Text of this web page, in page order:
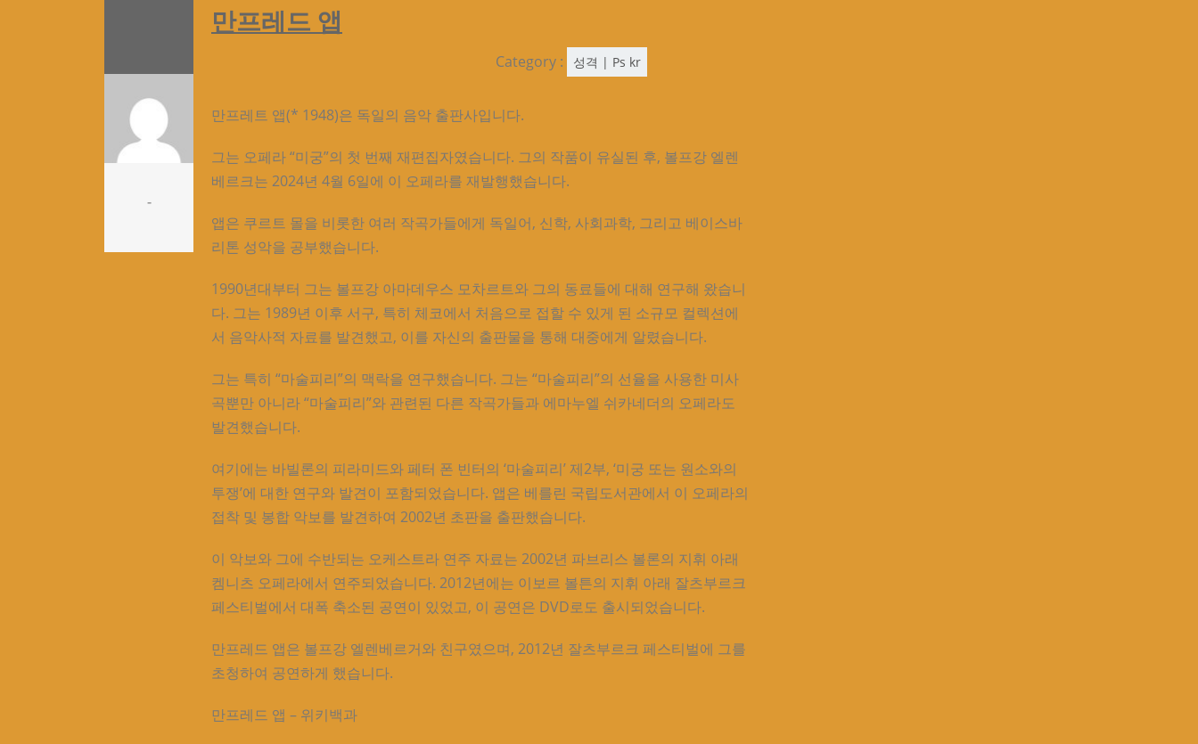
-
만프레드 앱
Category : 성격 | Ps kr
만프레트 앱(* 1948)은 독일의 음악 출판사입니다.
그는 오페라 “미궁”의 첫 번째 재편집자였습니다. 그의 작품이 유실된 후, 볼프강 엘렌
베르크는 2024년 4월 6일에 이 오페라를 재발행했습니다.
앱은 쿠르트 몰을 비롯한 여러 작곡가들에게 독일어, 신학, 사회과학, 그리고 베이스바
리톤 성악을 공부했습니다.
1990년대부터 그는 볼프강 아마데우스 모차르트와 그의 동료들에 대해 연구해 왔습니
다. 그는 1989년 이후 서구, 특히 체코에서 처음으로 접할 수 있게 된 소규모 컬렉션에
서 음악사적 자료를 발견했고, 이를 자신의 출판물을 통해 대중에게 알렸습니다.
그는 특히 “마술피리”의 맥락을 연구했습니다. 그는 “마술피리”의 선율을 사용한 미사
곡뿐만 아니라 “마술피리”와 관련된 다른 작곡가들과 에마누엘 쉬카네더의 오페라도
발견했습니다.
여기에는 바빌론의 피라미드와 페터 폰 빈터의 ‘마술피리’ 제2부, ‘미궁 또는 원소와의
투쟁’에 대한 연구와 발견이 포함되었습니다. 앱은 베를린 국립도서관에서 이 오페라의
접착 및 봉합 악보를 발견하여 2002년 초판을 출판했습니다.
이 악보와 그에 수반되는 오케스트라 연주 자료는 2002년 파브리스 볼론의 지휘 아래
켐니츠 오페라에서 연주되었습니다. 2012년에는 이보르 볼튼의 지휘 아래 잘츠부르크
페스티벌에서 대폭 축소된 공연이 있었고, 이 공연은 DVD로도 출시되었습니다.
만프레드 앱은 볼프강 엘렌베르거와 친구였으며, 2012년 잘츠부르크 페스티벌에 그를
초청하여 공연하게 했습니다.
만프레드 앱 – 위키백과